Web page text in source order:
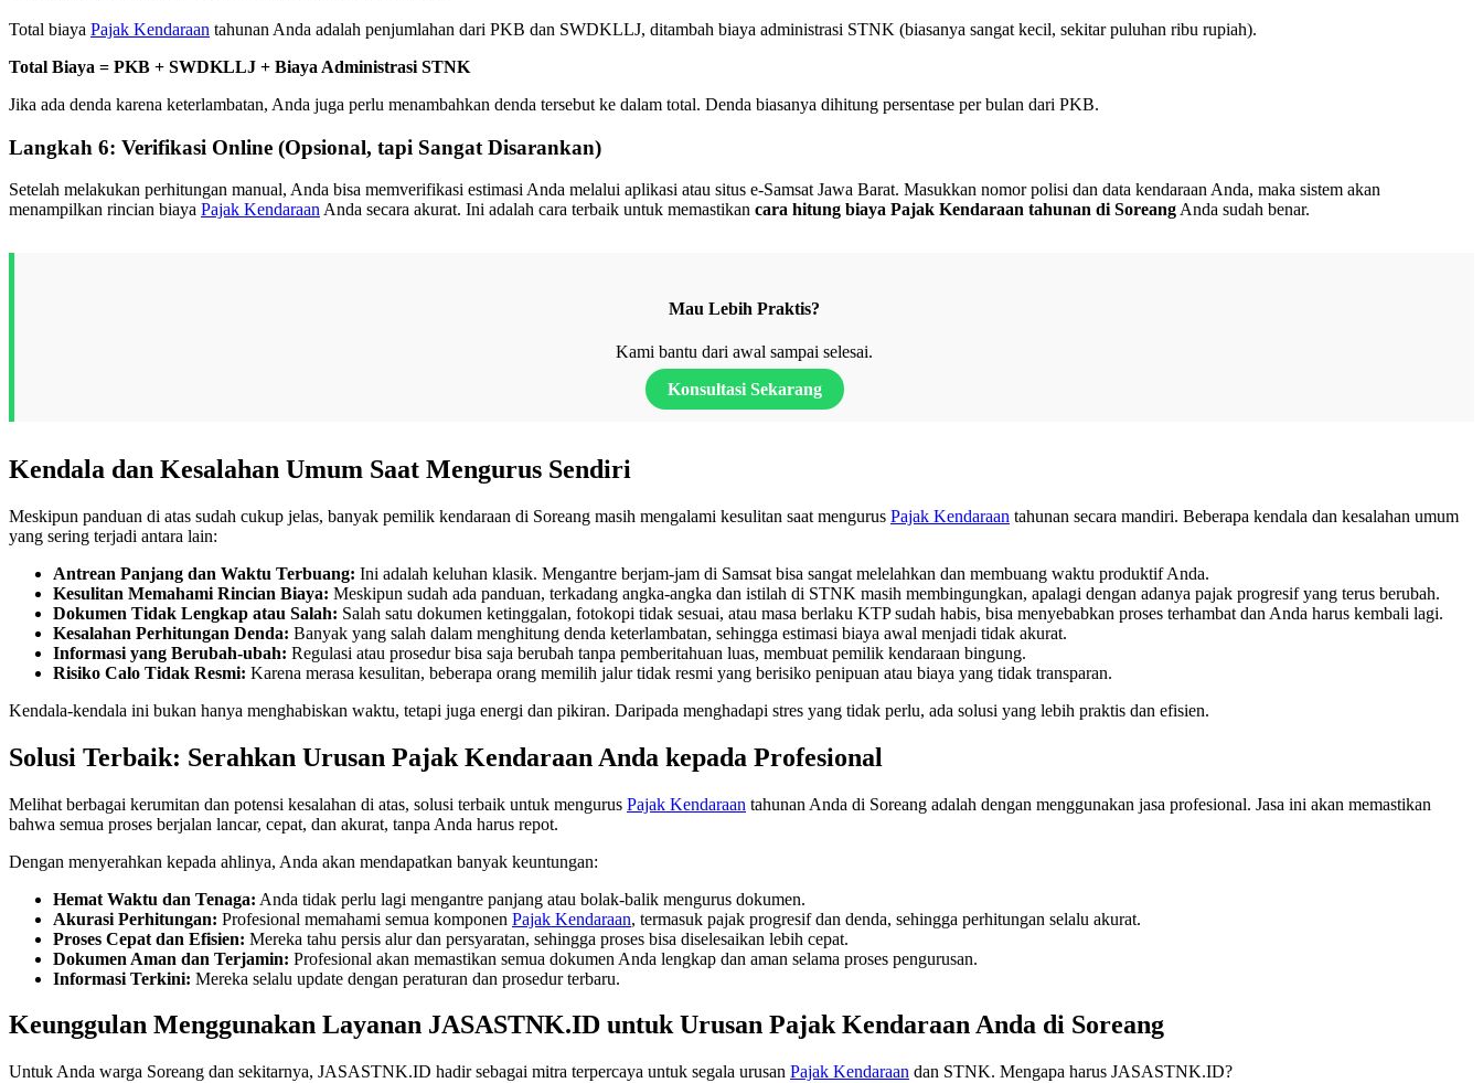
Total biaya Pajak Kendaraan tahunan Anda adalah penjumlahan dari PKB dan SWDKLLJ, ditambah biaya administrasi STNK (biasanya sangat kecil, sekitar puluhan ribu rupiah).
Total Biaya = PKB + SWDKLLJ + Biaya Administrasi STNK
Jika ada denda karena keterlambatan, Anda juga perlu menambahkan denda tersebut ke dalam total. Denda biasanya dihitung persentase per bulan dari PKB.
Langkah 6: Verifikasi Online (Opsional, tapi Sangat Disarankan)
Setelah melakukan perhitungan manual, Anda bisa memverifikasi estimasi Anda melalui aplikasi atau situs e-Samsat Jawa Barat. Masukkan nomor polisi dan data kendaraan Anda, maka sistem akan
menampilkan rincian biaya Pajak Kendaraan Anda secara akurat. Ini adalah cara terbaik untuk memastikan cara hitung biaya Pajak Kendaraan tahunan di Soreang Anda sudah benar.
Mau Lebih Praktis?
Kami bantu dari awal sampai selesai.
Konsultasi Sekarang
Kendala dan Kesalahan Umum Saat Mengurus Sendiri
Meskipun panduan di atas sudah cukup jelas, banyak pemilik kendaraan di Soreang masih mengalami kesulitan saat mengurus Pajak Kendaraan tahunan secara mandiri. Beberapa kendala dan kesalahan umum
yang sering terjadi antara lain:
Antrean Panjang dan Waktu Terbuang: Ini adalah keluhan klasik. Mengantre berjam-jam di Samsat bisa sangat melelahkan dan membuang waktu produktif Anda.
Kesulitan Memahami Rincian Biaya: Meskipun sudah ada panduan, terkadang angka-angka dan istilah di STNK masih membingungkan, apalagi dengan adanya pajak progresif yang terus berubah.
Dokumen Tidak Lengkap atau Salah: Salah satu dokumen ketinggalan, fotokopi tidak sesuai, atau masa berlaku KTP sudah habis, bisa menyebabkan proses terhambat dan Anda harus kembali lagi.
Kesalahan Perhitungan Denda: Banyak yang salah dalam menghitung denda keterlambatan, sehingga estimasi biaya awal menjadi tidak akurat.
Informasi yang Berubah-ubah: Regulasi atau prosedur bisa saja berubah tanpa pemberitahuan luas, membuat pemilik kendaraan bingung.
Risiko Calo Tidak Resmi: Karena merasa kesulitan, beberapa orang memilih jalur tidak resmi yang berisiko penipuan atau biaya yang tidak transparan.
Kendala-kendala ini bukan hanya menghabiskan waktu, tetapi juga energi dan pikiran. Daripada menghadapi stres yang tidak perlu, ada solusi yang lebih praktis dan efisien.
Solusi Terbaik: Serahkan Urusan Pajak Kendaraan Anda kepada Profesional
Melihat berbagai kerumitan dan potensi kesalahan di atas, solusi terbaik untuk mengurus Pajak Kendaraan tahunan Anda di Soreang adalah dengan menggunakan jasa profesional. Jasa ini akan memastikan
bahwa semua proses berjalan lancar, cepat, dan akurat, tanpa Anda harus repot.
Dengan menyerahkan kepada ahlinya, Anda akan mendapatkan banyak keuntungan:
Hemat Waktu dan Tenaga: Anda tidak perlu lagi mengantre panjang atau bolak-balik mengurus dokumen.
Akurasi Perhitungan: Profesional memahami semua komponen Pajak Kendaraan, termasuk pajak progresif dan denda, sehingga perhitungan selalu akurat.
Proses Cepat dan Efisien: Mereka tahu persis alur dan persyaratan, sehingga proses bisa diselesaikan lebih cepat.
Dokumen Aman dan Terjamin: Profesional akan memastikan semua dokumen Anda lengkap dan aman selama proses pengurusan.
Informasi Terkini: Mereka selalu update dengan peraturan dan prosedur terbaru.
Keunggulan Menggunakan Layanan JASASTNK.ID untuk Urusan Pajak Kendaraan Anda di Soreang
Untuk Anda warga Soreang dan sekitarnya, JASASTNK.ID hadir sebagai mitra terpercaya untuk segala urusan Pajak Kendaraan dan STNK. Mengapa harus JASASTNK.ID?